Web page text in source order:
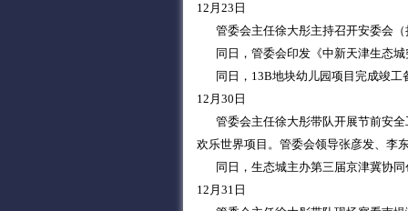
12月23日
管委会主任徐大彤主持召开安委会（
同日，管委会印发《中新天津生态城
同日，13B地块幼儿园项目完成竣工
12月30日
管委会主任徐大彤带队开展节前安全
欢乐世界项目。管委会领导张彦发、李
同日，生态城主办第三届京津冀协
12月31日